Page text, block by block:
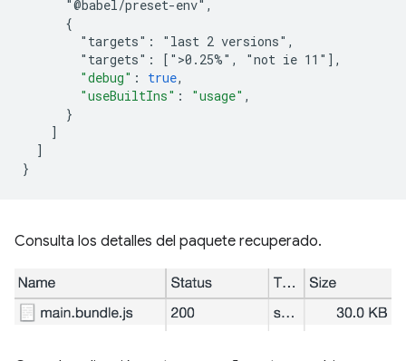
      "@babel/preset-env",
      {
        "targets": "last 2 versions",
        "targets": [">0.25%", "not ie 11"
] ,
"debug" : true,
"useBuiltIns" : "usage" ,
}
]
]
}
Consulta los detalles del paquete recuperado.